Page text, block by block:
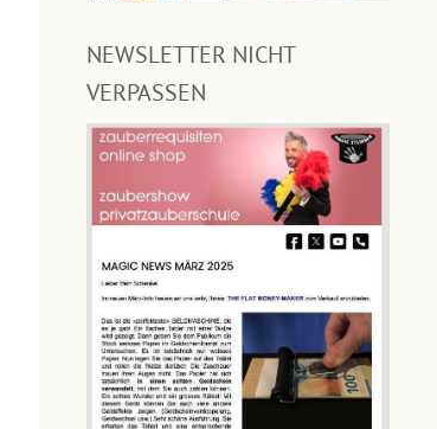
NEWSLETTER NICHT
VERPASSEN